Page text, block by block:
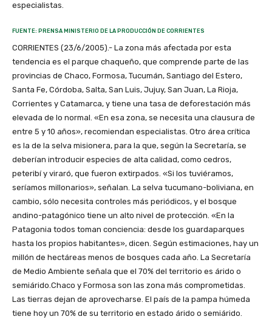
especialistas.
FUENTE: PRENSA MINISTERIO DE LA PRODUCCIÓN DE CORRIENTES
CORRIENTES (23/6/2005).- La zona más afectada por esta
tendencia es el parque chaqueño, que comprende parte de las
provincias de Chaco, Formosa, Tucumán, Santiago del Estero,
Santa Fe, Córdoba, Salta, San Luis, Jujuy, San Juan, La Rioja,
Corrientes y Catamarca, y tiene una tasa de deforestación más
elevada de lo normal. «En esa zona, se necesita una clausura de
entre 5 y 10 años», recomiendan especialistas. Otro área crítica
es la de la selva misionera, para la que, según la Secretaría, se
deberían introducir especies de alta calidad, como cedros,
peteribí y viraró, que fueron extirpados. «Si los tuviéramos,
seríamos millonarios», señalan. La selva tucumano-boliviana, en
cambio, sólo necesita controles más periódicos, y el bosque
andino-patagónico tiene un alto nivel de protección. «En la
Patagonia todos toman conciencia: desde los guardaparques
hasta los propios habitantes», dicen. Según estimaciones, hay un
millón de hectáreas menos de bosques cada año. La Secretaría
de Medio Ambiente señala que el 70% del territorio es árido o
semiárido.Chaco y Formosa son las zona más comprometidas.
Las tierras dejan de aprovecharse. El país de la pampa húmeda
tiene hoy un 70% de su territorio en estado árido o semiárido.